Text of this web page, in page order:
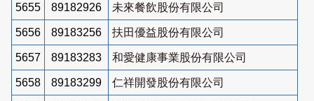
5655 89182926 未來餐飲股份有限公司
5656 89183256 扶田優益股份有限公司
5657 89183283 和愛健康事業股份有限公司
5658 89183299 仁祥開發股份有限公司